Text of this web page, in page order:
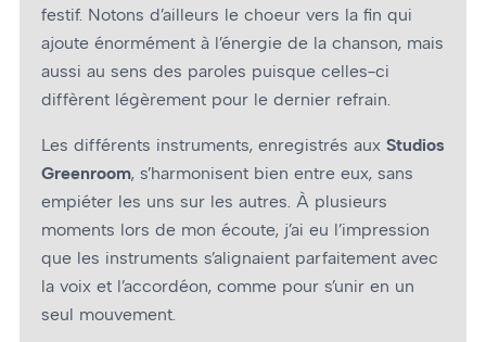
festif. Notons d’ailleurs le chœur vers la fin qui
ajoute énormément à l’énergie de la chanson, mais
aussi au sens des paroles puisque celles-ci
diffèrent légèrement pour le dernier refrain.
Les différents instruments, enregistrés aux Studios
Greenroom, s’harmonisent bien entre eux, sans
empiéter les uns sur les autres. À plusieurs
moments lors de mon écoute, j’ai eu l’impression
que les instruments s’alignaient parfaitement avec
la voix et l’accordéon, comme pour s’unir en un
seul mouvement.